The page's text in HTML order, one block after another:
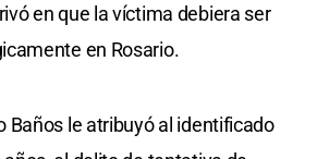
en que la víctima debiera ser
en Rosario.
Baños le atribuyó al identificado